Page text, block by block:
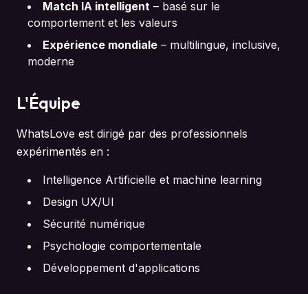
Match IA intelligent – basé sur le
comportement et les valeurs
Expérience mondiale – multilingue, inclusive,
moderne
L'Équipe
WhatsLove est dirigé par des professionnels
expérimentés en :
Intelligence Artificielle et machine learning
Design UX/UI
Sécurité numérique
Psychologie comportementale
Développement d'applications